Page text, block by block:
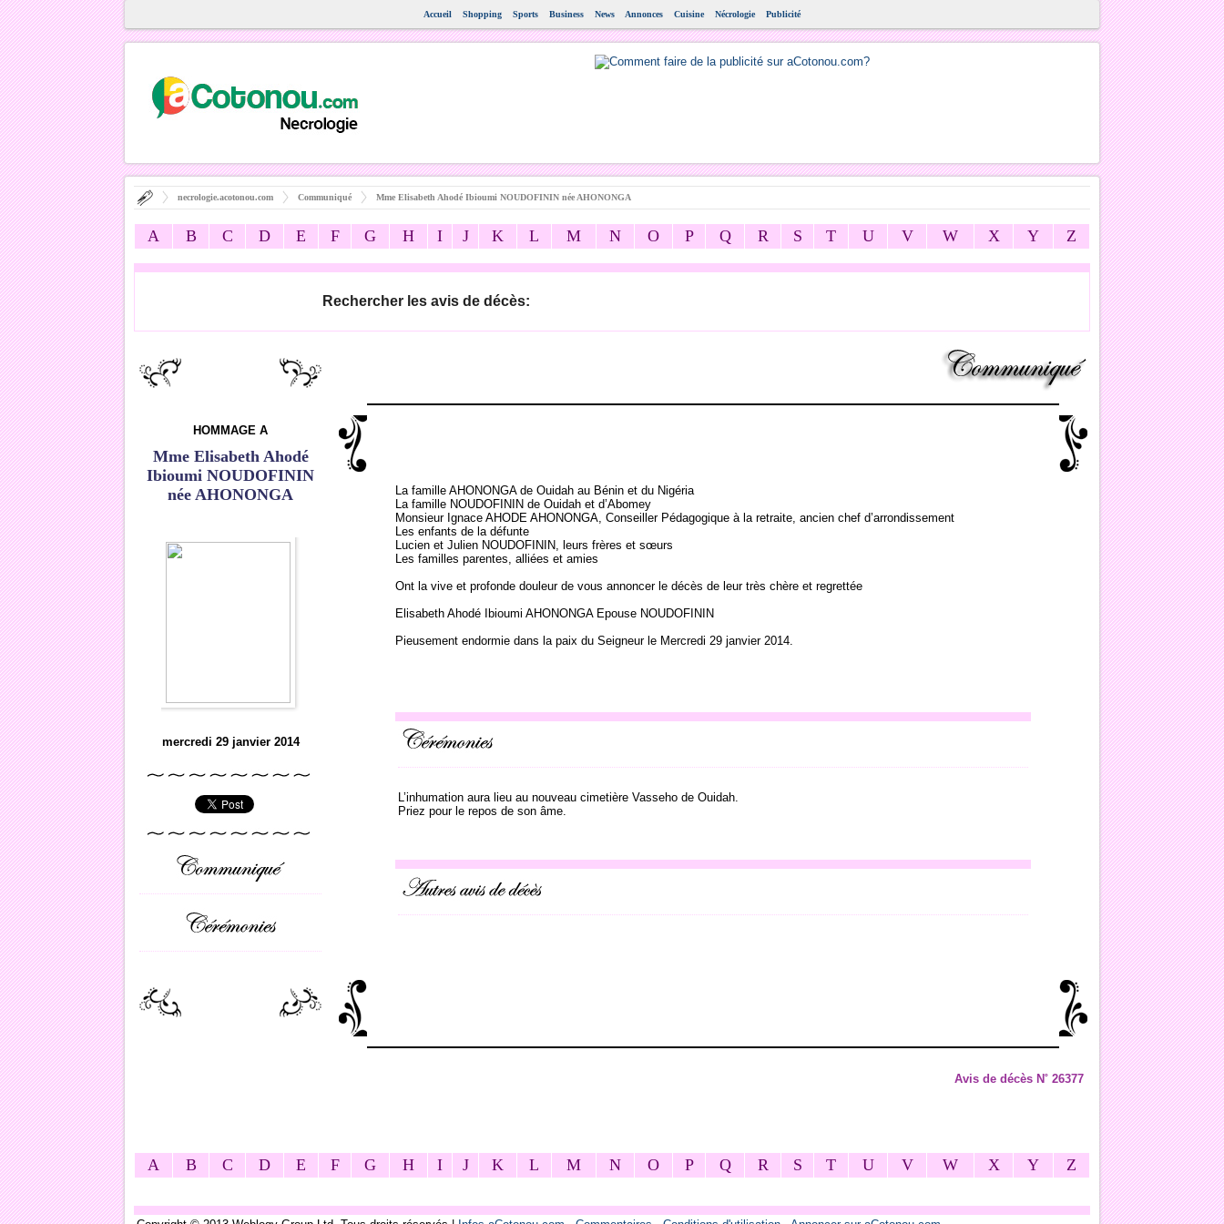
Accueil Shopping Sports Business News Annonces Cuisine Nécrologie Publicité
necrologie.acotonou.com Communiqué Mme Elisabeth Ahodé Ibioumi NOUDOFININ née AHONONGA
A B C D E F G H I J K L M N O P Q R S T U V W X Y Z
Rechercher les avis de décès:
HOMMAGE A
Mme Elisabeth Ahodé
Ibioumi NOUDOFININ
née AHONONGA
mercredi 29 janvier 2014
La famille AHONONGA de Ouidah au Bénin et du Nigéria
La famille NOUDOFININ de Ouidah et d’Abomey
Monsieur Ignace AHODE AHONONGA, Conseiller Pédagogique à la retraite, ancien chef d’arrondissement
Les enfants de la défunte
Lucien et Julien NOUDOFININ, leurs frères et sœurs
Les familles parentes, alliées et amies
Ont la vive et profonde douleur de vous annoncer le décès de leur très chère et regrettée
Elisabeth Ahodé Ibioumi AHONONGA Epouse NOUDOFININ
Pieusement endormie dans la paix du Seigneur le Mercredi 29 janvier 2014.
L’inhumation aura lieu au nouveau cimetière Vasseho de Ouidah.
Priez pour le repos de son âme.
Avis de décès N˚ 26377
A B C D E F G H I J K L M N O P Q R S T U V W X Y Z